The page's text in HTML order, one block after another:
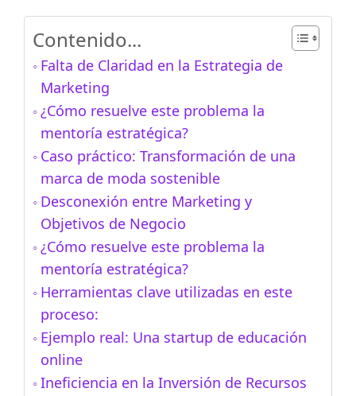
Contenido...
Falta de Claridad en la Estrategia de
Marketing
¿Cómo resuelve este problema la
mentoría estratégica?
Caso práctico: Transformación de una
marca de moda sostenible
Desconexión entre Marketing y
Objetivos de Negocio
¿Cómo resuelve este problema la
mentoría estratégica?
Herramientas clave utilizadas en este
proceso:
Ejemplo real: Una startup de educación
online
Ineficiencia en la Inversión de Recursos